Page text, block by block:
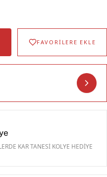
FAVORİLERE EKLE
KAR TANESİ KOLYE HEDİYE